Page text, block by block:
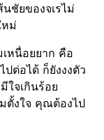
ชัยของจเรไม่
หม่
หนื่อยยาก คือ
ปต่อได้ ก็ยังงงตัว
ใจเกินร้อย
ตั้งใจ คุณต้องไป